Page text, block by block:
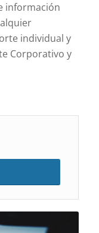
información
individual y
Corporativo y